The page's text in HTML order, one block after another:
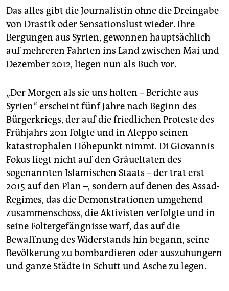
Das alles gibt die Journalistin ohne die Dreingabe
von Drastik oder Sensationslust wieder. Ihre
Bergungen aus Syrien, gewonnen hauptsächlich
auf mehreren Fahrten ins Land zwischen Mai und
Dezember 2012, liegen nun als Buch vor.
„Der Morgen als sie uns holten – Berichte aus
Syrien“ erscheint fünf Jahre nach Beginn des
Bürgerkriegs, der auf die friedlichen Proteste des
Frühjahrs 2011 folgte und in Aleppo seinen
katastrophalen Höhepunkt nimmt. Di Giovannis
Fokus liegt nicht auf den Gräueltaten des
sogenannten Islamischen Staats – der trat erst
2015 auf den Plan –, sondern auf denen des Assad-
Regimes, das die Demonstrationen umgehend
zusammenschoss, die Aktivisten verfolgte und in
seine Foltergefängnisse warf, das auf die
Bewaffnung des Widerstands hin begann, seine
Bevölkerung zu bombardieren oder auszuhungern
und ganze Städte in Schutt und Asche zu legen.